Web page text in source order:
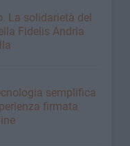
La solidarietà del
Fidelis Andria
semplifica
firmata